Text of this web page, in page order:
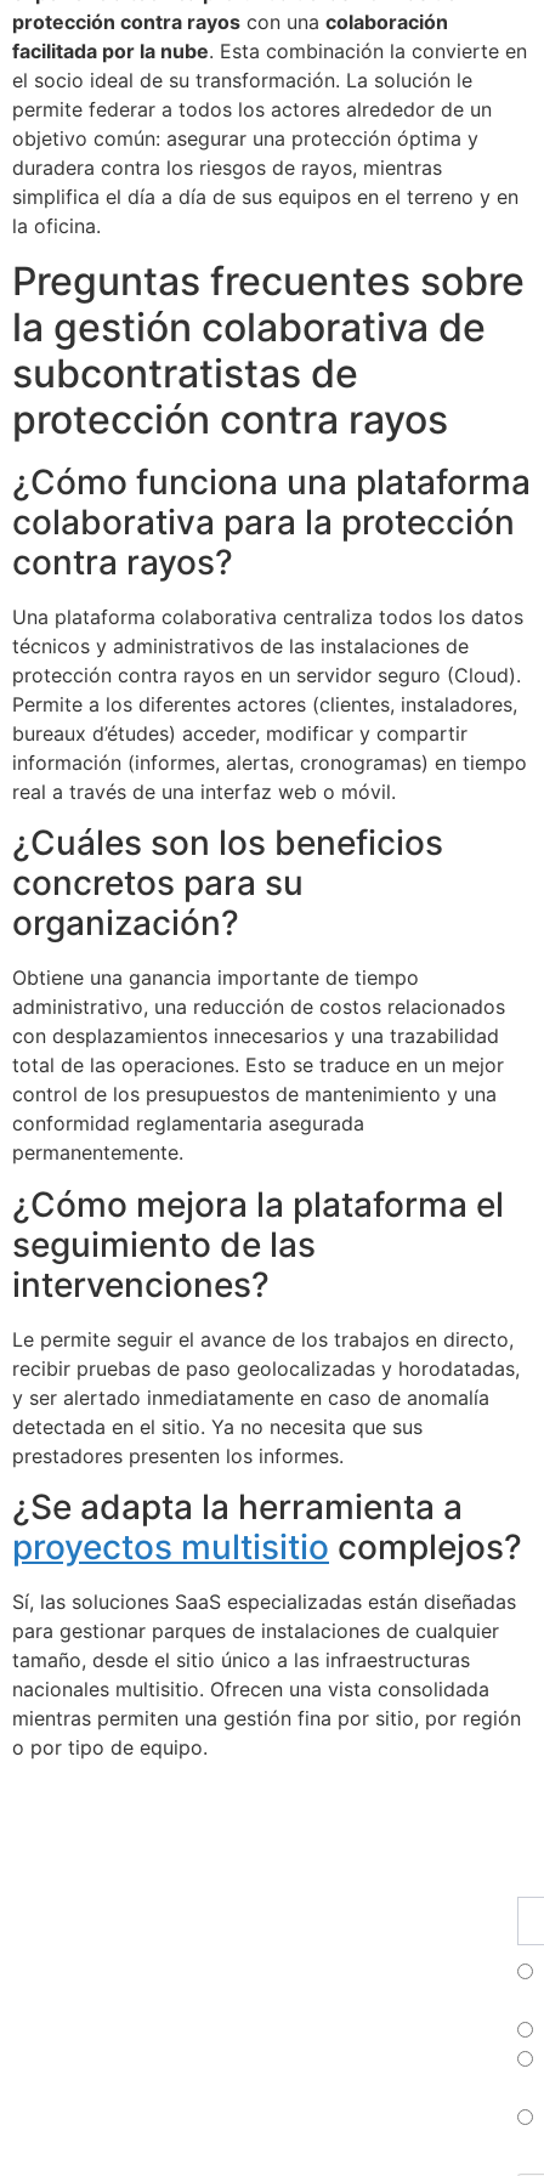
protección contra rayos con una colaboración
facilitada por la nube. Esta combinación la convierte en
el socio ideal de su transformación. La solución le
permite federar a todos los actores alrededor de un
objetivo común: asegurar una protección óptima y
duradera contra los riesgos de rayos, mientras
simplifica el día a día de sus equipos en el terreno y en
la oficina.
Preguntas frecuentes sobre
la gestión colaborativa de
subcontratistas de
protección contra rayos
¿Cómo funciona una plataforma
colaborativa para la protección
contra rayos?
Una plataforma colaborativa centraliza todos los datos
técnicos y administrativos de las instalaciones de
protección contra rayos en un servidor seguro (Cloud).
Permite a los diferentes actores (clientes, instaladores,
bureaux d’études) acceder, modificar y compartir
información (informes, alertas, cronogramas) en tiempo
real a través de una interfaz web o móvil.
¿Cuáles son los beneficios
concretos para su
organización?
Obtiene una ganancia importante de tiempo
administrativo, una reducción de costos relacionados
con desplazamientos innecesarios y una trazabilidad
total de las operaciones. Esto se traduce en un mejor
control de los presupuestos de mantenimiento y una
conformidad reglamentaria asegurada
permanentemente.
¿Cómo mejora la plataforma el
seguimiento de las
intervenciones?
Le permite seguir el avance de los trabajos en directo,
recibir pruebas de paso geolocalizadas y horodatadas,
y ser alertado inmediatamente en caso de anomalía
detectada en el sitio. Ya no necesita que sus
prestadores presenten los informes.
¿Se adapta la herramienta a
proyectos multisitio complejos?
Sí, las soluciones SaaS especializadas están diseñadas
para gestionar parques de instalaciones de cualquier
tamaño, desde el sitio único a las infraestructuras
nacionales multisitio. Ofrecen una vista consolidada
mientras permiten una gestión fina por sitio, por región
o por tipo de equipo.